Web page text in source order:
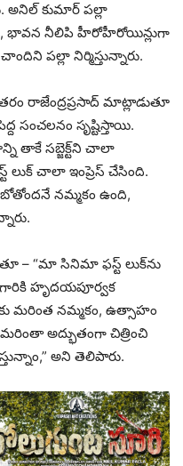
అనిల్ కుమార్ పల్లా
భావన నీలిపి హీరోహీరోయిన్లుగా
పల్లా నిర్మిస్తున్నారు.
రాజేంద్రప్రసాద్ మాట్లాడుతూ
సంచలనం సృష్టిస్తాయి.
తాకే సబ్జెక్ట్‌ని చాలా
లుక్ చాలా ఇంప్రెస్ చేసింది.
నమ్మకం ఉంది,
– “మా సినిమా ఫస్ట్ లుక్‌ను
గారికి హృదయపూర్వక
మరింత నమ్మకం, ఉత్సాహం
అద్భుతంగా చిత్రించి
అని తెలిపారు.